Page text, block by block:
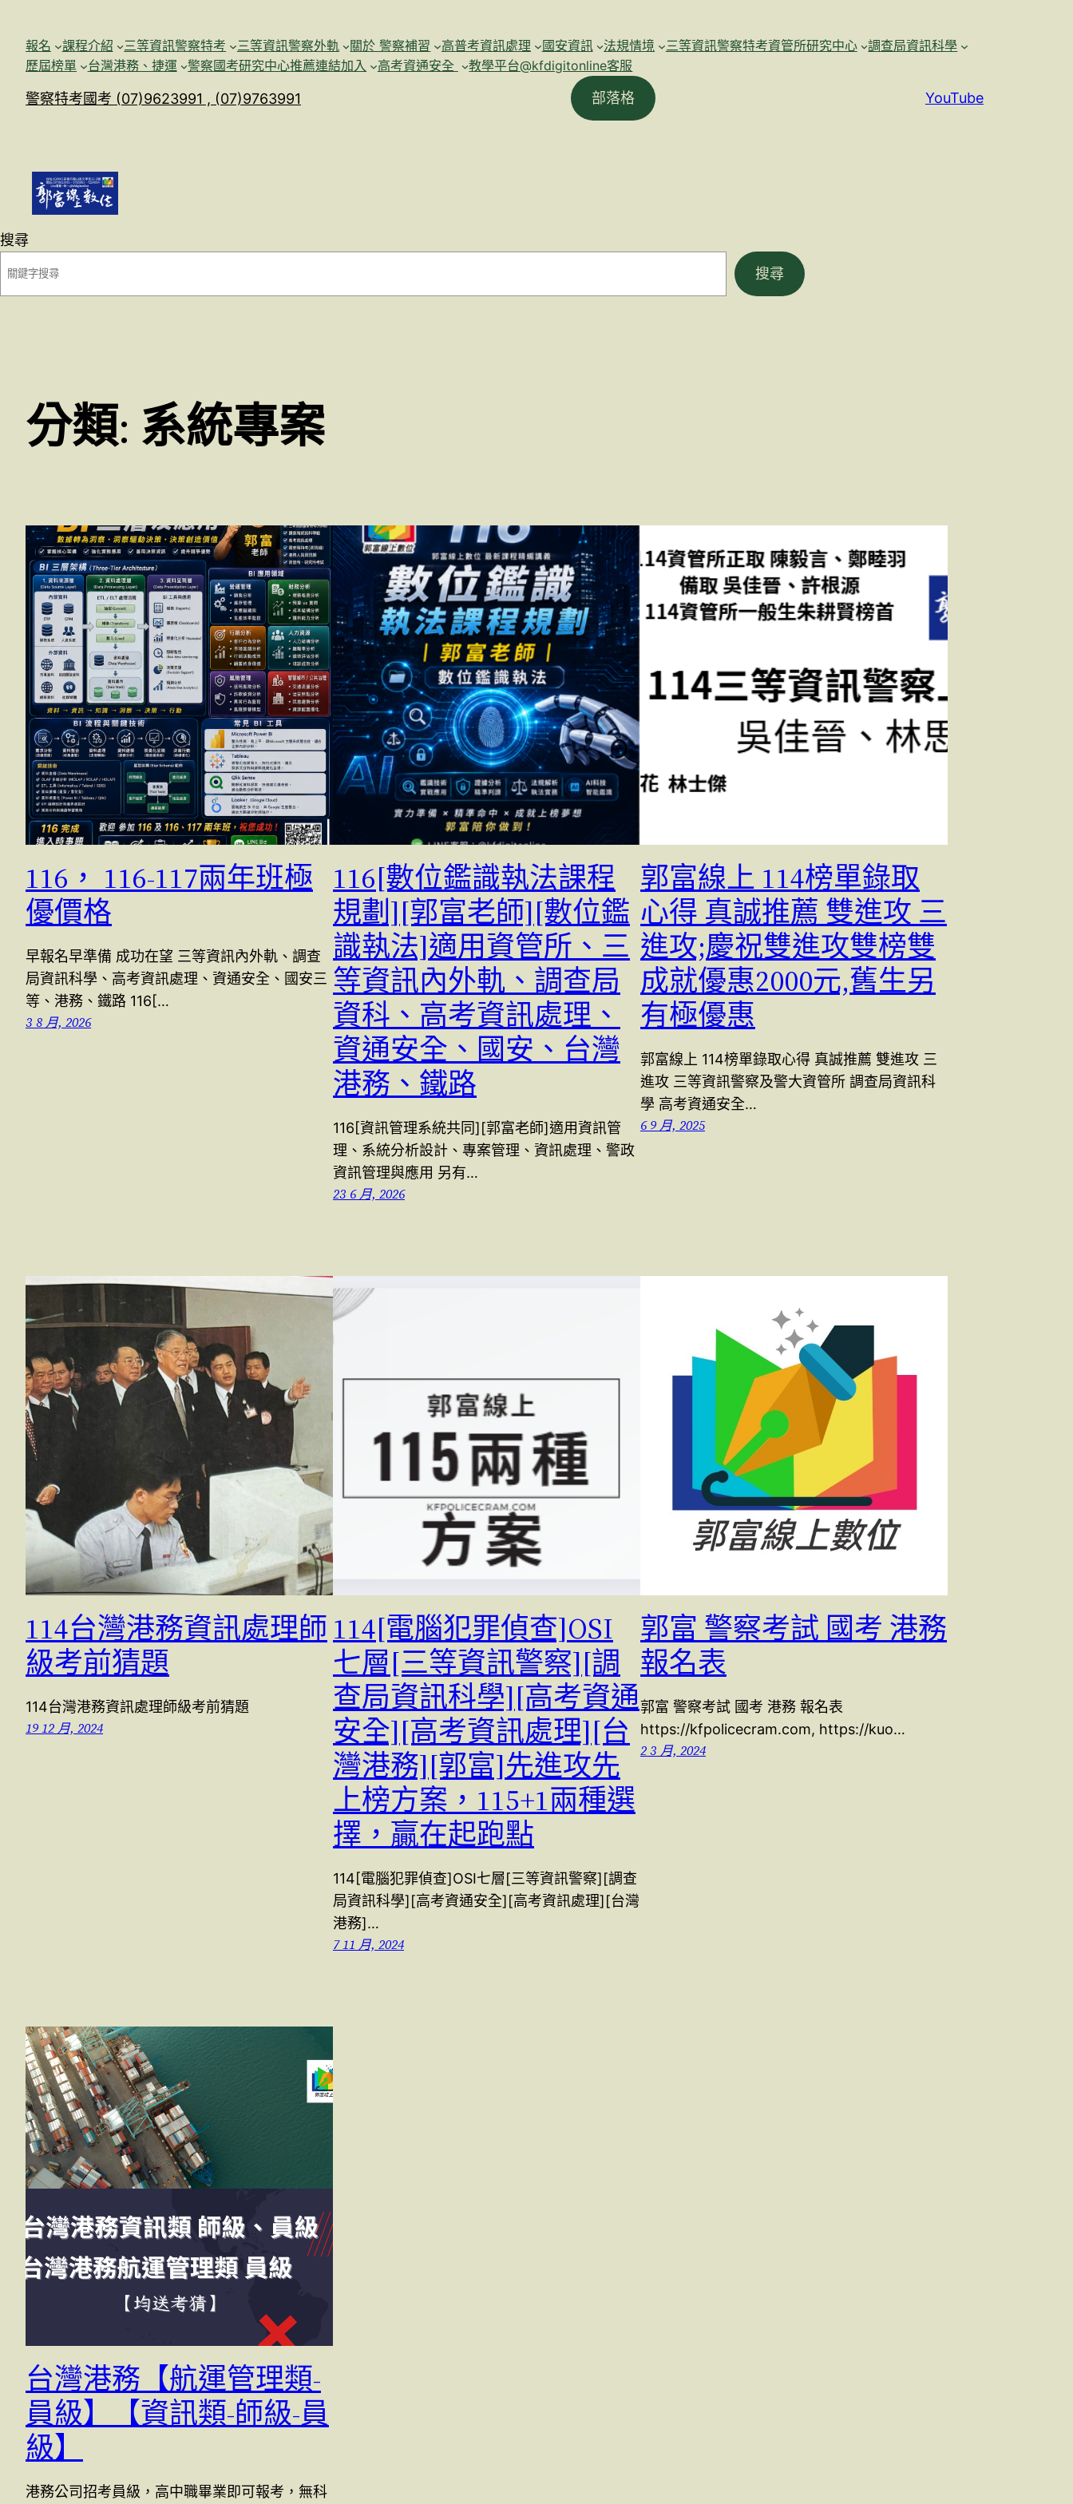
報名 課程介紹 三等資訊警察特考 三等資訊警察外軌 關於 警察補習 高普考資訊處理 國安資訊 法規情境 三等資訊警察特考資管所研究中心
調查局資訊科學
歷屆榜單
台灣港務、捷運 警察國考研究中心推薦連結加入 高考資通安全 教學平台@kfdigitonline客服
警察特考國考 (07)9623991 , (07)9763991 部落格 YouTube
搜尋
搜尋
分類: 系統專案
116， 116-117兩年班極
優價格
早報名早準備 成功在望 三等資訊內外軌、調查
局資訊科學、高考資訊處理、資通安全、國安三
等、港務、鐵路 116[…
3 8 月, 2026
116[數位鑑識執法課程
規劃][郭富老師][數位鑑
識執法]適用資管所、三
等資訊內外軌、調查局
資科、高考資訊處理、
資通安全、國安、台灣
港務、鐵路
116[資訊管理系統共同][郭富老師]適用資訊管
理、系統分析設計、專案管理、資訊處理、警政
資訊管理與應用 另有…
23 6 月, 2026
郭富線上 114榜單錄取
心得 真誠推薦 雙進攻 三
進攻;慶祝雙進攻雙榜雙
成就優惠2000元,舊生另
有極優惠
郭富線上 114榜單錄取心得 真誠推薦 雙進攻 三
進攻 三等資訊警察及警大資管所 調查局資訊科
學 高考資通安全…
6 9 月, 2025
114台灣港務資訊處理師
級考前猜題
114台灣港務資訊處理師級考前猜題
19 12 月, 2024
114[電腦犯罪偵查]OSI
七層[三等資訊警察][調
查局資訊科學][高考資通
安全][高考資訊處理][台
灣港務][郭富]先進攻先
上榜方案，115+1兩種選
擇，贏在起跑點
114[電腦犯罪偵查]OSI七層[三等資訊警察][調查
局資訊科學][高考資通安全][高考資訊處理][台灣
港務]…
7 11 月, 2024
郭富 警察考試 國考 港務
報名表
郭富 警察考試 國考 港務 報名表
https://kfpolicecram.com, https://kuo…
2 3 月, 2024
台灣港務【航運管理類-
員級】【資訊類-師級-員
級】
港務公司招考員級，高中職畢業即可報考，無科